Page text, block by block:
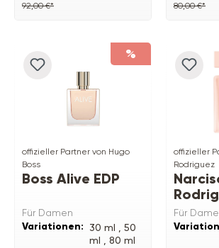
92,00 €*
80,00 €*
%
offizieller Partner von Hugo
Boss
Boss Alive EDP
Für Damen
Variationen: 30 ml , 50
ml , 80 ml
offizieller
Rodriguez
Musc
Für